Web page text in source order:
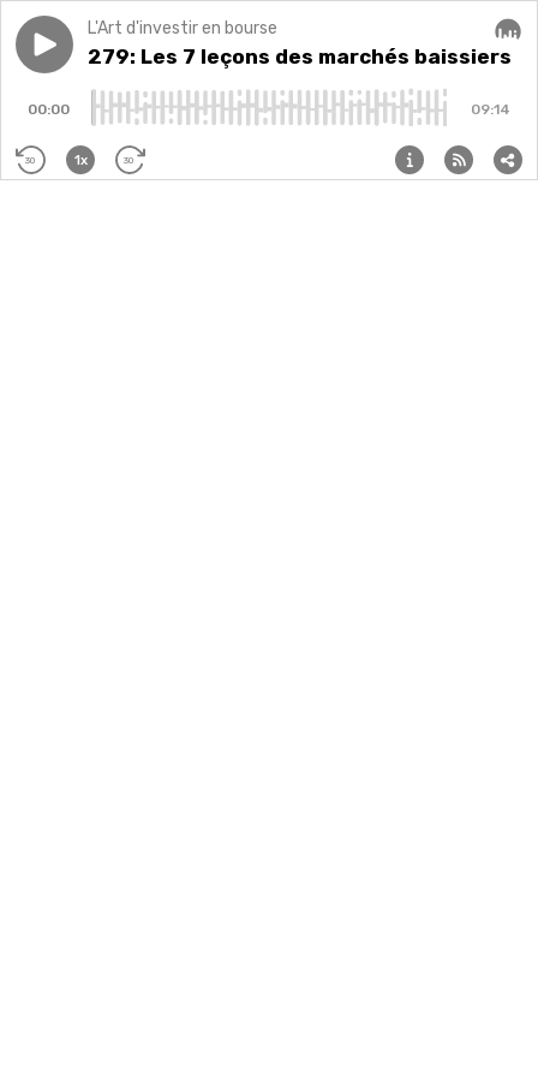
Play episode 279: Les 7 leçons des marchés baissiers
L'Art d'investir en bourse
279: Les 7 leçons des marchés baissiers
00:00 09:14
30 1x 30